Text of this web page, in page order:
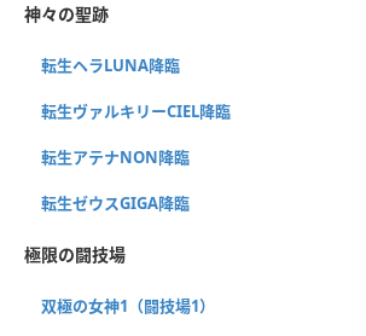
神々の聖跡
転生ヘラLUNA降臨
転生ヴァルキリーCIEL降臨
転生アテナNON降臨
転生ゼウスGIGA降臨
極限の闘技場
双極の女神1（闘技場1）